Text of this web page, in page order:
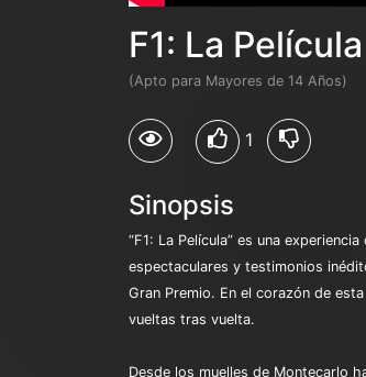
F1: La Película
(Apto para Mayores de 14 Años)
1
Sinopsis
“F1: La Película” es una
espectaculares y testimonios
Gran Premio. En el corazón de
vueltas tras vuelta.
Desde los muelles de Montecarlo